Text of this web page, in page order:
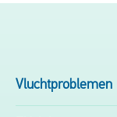
Vluchtproblemen